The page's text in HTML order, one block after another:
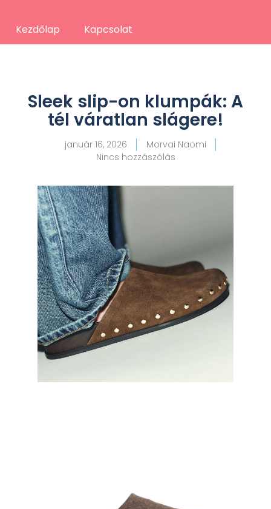
Kezdőlap Kapcsolat
Sleek slip-on klumpák: A
tél váratlan slágere!
január 16, 2026
Morvai Naomi
Nincs hozzászólás